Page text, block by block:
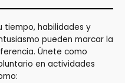
tiempo, habilidades y
pueden marcar la
Únete como
en actividades